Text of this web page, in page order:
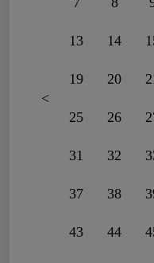
<
13 14
19 20
25 26
31 32
37 38
43 44